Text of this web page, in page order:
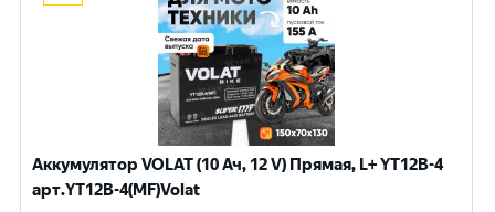
Аккумулятор VOLAT (10 Ач, 12 V) Прямая, L+ YT12B-4
арт.YT12B-4(MF)Volat